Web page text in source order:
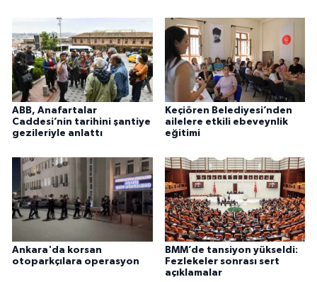
ABB, Anafartalar
Caddesi’nin tarihini şantiye
gezileriyle anlattı
Keçiören Belediyesi’nden
ailelere etkili ebeveynlik
eğitimi
Ankara'da korsan
otoparkçılara operasyon
BMM’de tansiyon yükseldi:
Fezlekeler sonrası sert
açıklamalar